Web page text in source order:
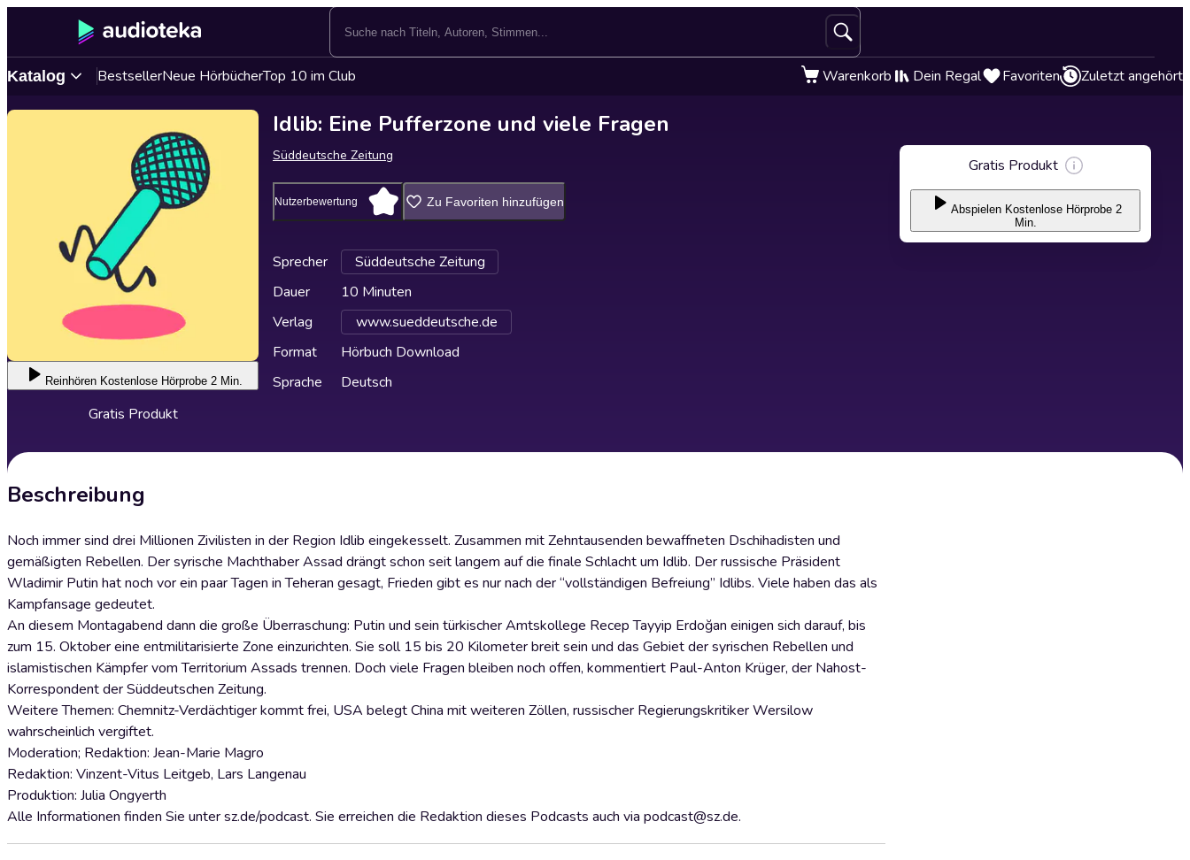
Katalog BestsellerNeue HörbücherTop 10 im Club Warenkorb Dein Regal Favoriten Zuletzt angehört
Reinhören Kostenlose Hörprobe 2 Min.
Gratis Produkt
Idlib: Eine Pufferzone und viele Fragen
Süddeutsche Zeitung
Nutzerbewertung Zu Favoriten hinzufügen
Sprecher
Süddeutsche Zeitung
Dauer
10 Minuten
Verlag
www.sueddeutsche.de
Format
Hörbuch Download
Sprache
Deutsch
Beschreibung
Noch immer sind drei Millionen Zivilisten in der Region Idlib eingekesselt. Zusammen mit Zehntausenden bewaffneten Dschihadisten und
gemäßigten Rebellen. Der syrische Machthaber Assad drängt schon seit langem auf die finale Schlacht um Idlib. Der russische Präsident
Wladimir Putin hat noch vor ein paar Tagen in Teheran gesagt, Frieden gibt es nur nach der “vollständigen Befreiung” Idlibs. Viele haben das als
Kampfansage gedeutet.
An diesem Montagabend dann die große Überraschung: Putin und sein türkischer Amtskollege Recep Tayyip Erdoğan einigen sich darauf, bis
zum 15. Oktober eine entmilitarisierte Zone einzurichten. Sie soll 15 bis 20 Kilometer breit sein und das Gebiet der syrischen Rebellen und
islamistischen Kämpfer vom Territorium Assads trennen. Doch viele Fragen bleiben noch offen, kommentiert Paul-Anton Krüger, der Nahost-
Korrespondent der Süddeutschen Zeitung.
Weitere Themen: Chemnitz-Verdächtiger kommt frei, USA belegt China mit weiteren Zöllen, russischer Regierungskritiker Wersilow
wahrscheinlich vergiftet.
Moderation; Redaktion: Jean-Marie Magro
Redaktion: Vinzent-Vitus Leitgeb, Lars Langenau
Produktion: Julia Ongyerth
Alle Informationen finden Sie unter sz.de/podcast. Sie erreichen die Redaktion dieses Podcasts auch via podcast@sz.de.
Gratis Produkt
Abspielen Kostenlose Hörprobe 2
Min.